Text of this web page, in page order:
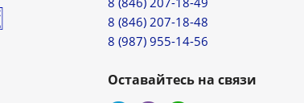
8 (846) 207-18-48
8 (987) 955-14-56
Оставайтесь на связи